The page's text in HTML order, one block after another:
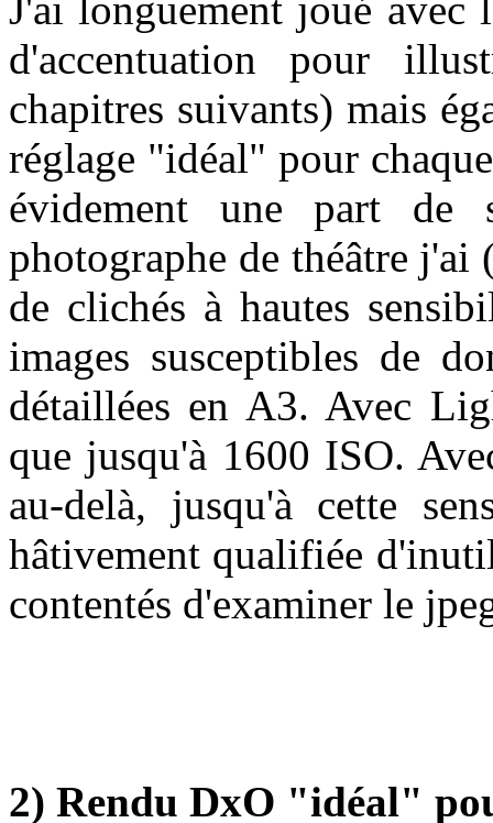
d'accentuation pour
chapitres suivants) mais
réglage "idéal" pour
évidement une part de
photographe de théâtre
de clichés à hautes
images susceptibles de
détaillées en A3. Avec
que jusqu'à 1600 ISO.
au-delà, jusqu'à cette
hâtivement qualifiée
contentés d'examiner le
2) Rendu DxO "idéal"